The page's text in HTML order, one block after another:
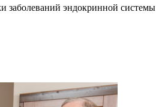
заболеваний эндокринной системы